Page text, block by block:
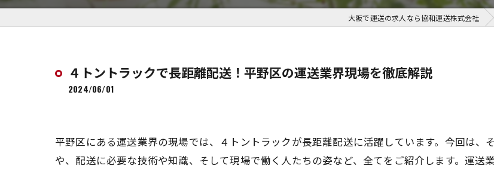
大阪で運送の求人なら協和運送株式会社
４トントラックで長距離配送！平野区の運送業界現場を徹底解説
2024/06/01
平野区にある運送業界の現場では、４トントラックが長距離配送に活躍しています。今回は、
や、配送に必要な技術や知識、そして現場で働く人たちの姿など、全てをご紹介します。運送